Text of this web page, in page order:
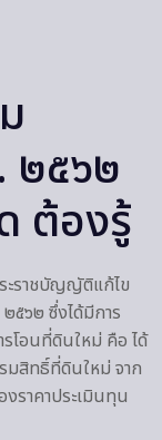
๒๕๖๒
ต้องรู้
ระราชบัญญัติแก้ไข
๕๖๒ ซึ่งได้มีการ
โอนที่ดินใหม่ คือ ได้
มสิทธิ์ที่ดินใหม่ จาก
ราคาประเมินทุน